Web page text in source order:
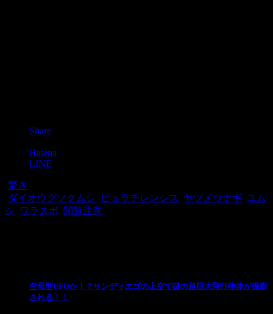
Share
Hatena
LINE
驚き
ダイオウグソクムシ ピュラチレンシス ヤツメウナギ ユム
シ
ワラスボ 閲覧注意
空母型UFOか！？サンディエゴの上空で謎の超巨大飛行物体が撮影
される！！